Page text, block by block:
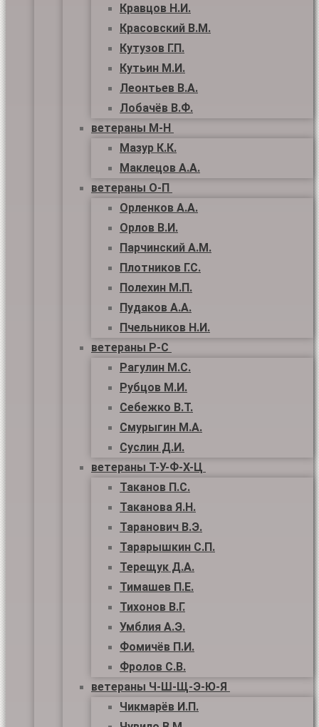
Кравцов Н.И.
Красовский В.М.
Кутузов Г.П.
Кутьин М.И.
Леонтьев В.А.
Лобачёв В.Ф.
ветераны М-Н
Мазур К.К.
Маклецов А.А.
ветераны О-П
Орленков А.А.
Орлов В.И.
Парчинский А.М.
Плотников Г.С.
Полехин М.П.
Пудаков А.А.
Пчельников Н.И.
ветераны Р-С
Рагулин М.С.
Рубцов М.И.
Себежко В.Т.
Смурыгин М.А.
Суслин Д.И.
ветераны Т-У-Ф-Х-Ц
Таканов П.С.
Таканова Я.Н.
Таранович В.Э.
Тарарышкин С.П.
Терещук Д.А.
Тимашев П.Е.
Тихонов В.Г.
Умблия А.Э.
Фомичёв П.И.
Фролов С.В.
ветераны Ч-Ш-Щ-Э-Ю-Я
Чикмарёв И.П.